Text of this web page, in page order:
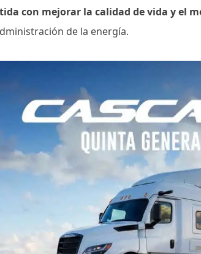
con mejorar la calidad de vida y el
de la energía.